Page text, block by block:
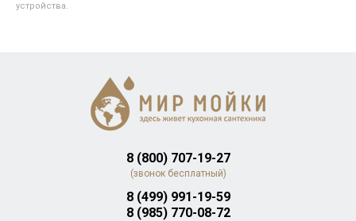
устройства.
8 (800) 707-19-27
(звонок бесплатный)
8 (499) 991-19-59
8 (985) 770-08-72